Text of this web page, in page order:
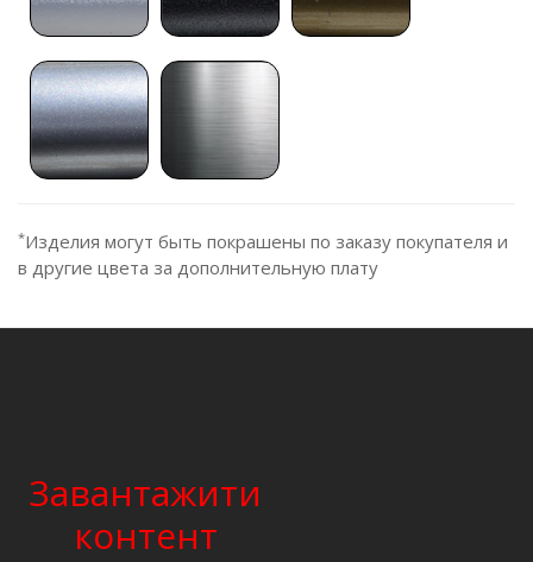
*Изделия могут быть покрашены по заказу покупателя и
в другие цвета за дополнительную плату
Завантажити
контент